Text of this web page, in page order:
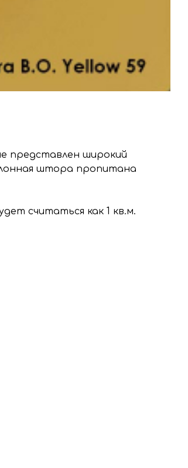
представлен широкий
штора пропитана
считаться как 1 кв.м.